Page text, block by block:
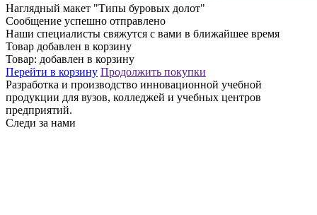
Наглядный макет "Типы буровых долот"
Сообщение успешно отправлено
Наши специалисты свяжутся с вами в ближайшее время
Товар добавлен в корзину
Товар: добавлен в корзину
Перейти в корзину Продолжить покупки
Разработка и производство инновационной учебной
продукции для вузов, колледжей и учебных центров
предприятий.
Следи за нами